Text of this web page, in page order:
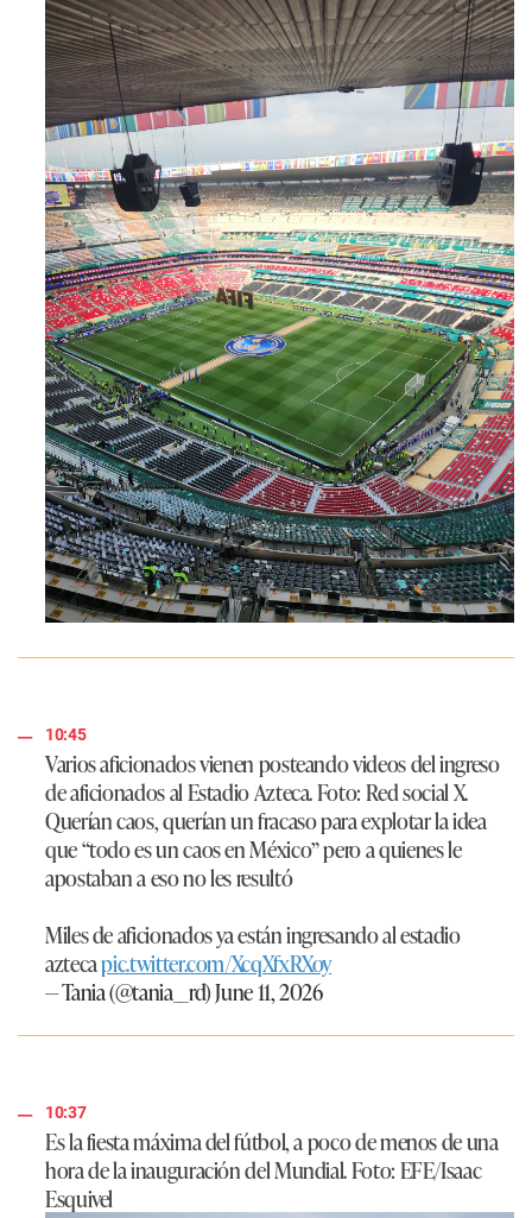
10:45
Varios aficionados vienen posteando videos del ingreso
de aficionados al Estadio Azteca. Foto: Red social X.
Querían caos, querían un fracaso para explotar la idea
que “todo es un caos en México” pero a quienes le
apostaban a eso no les resultó
Miles de aficionados ya están ingresando al estadio
aztecapic.twitter.com/XcqXfxRXoy
— Tania (@tania__rd)June 11, 2026
10:37
Es la fiesta máxima del fútbol, a poco de menos de una
hora de la inauguración del Mundial. Foto: EFE/Isaac
Esquivel